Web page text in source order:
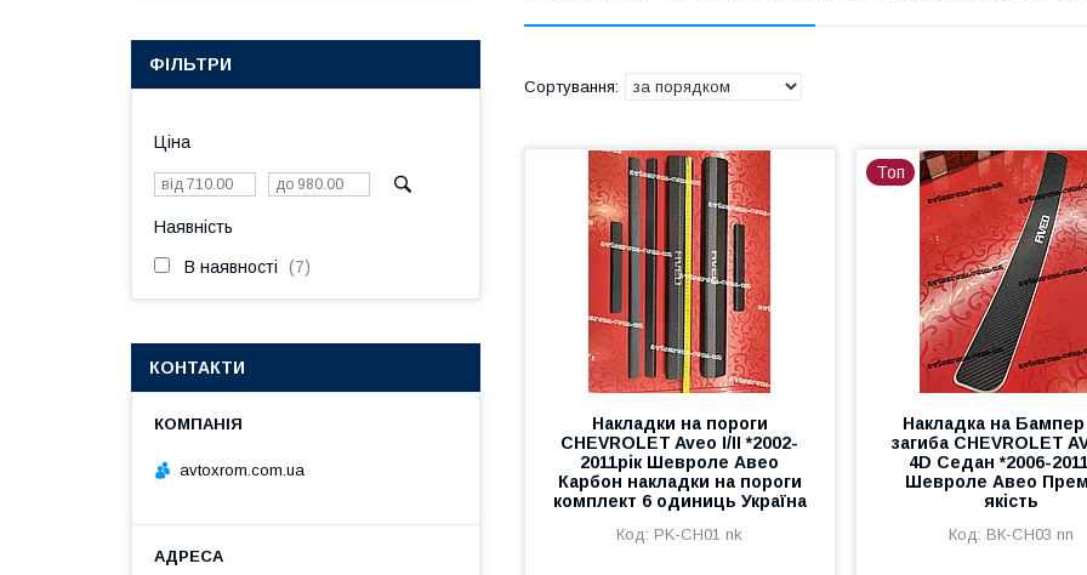
Накладки на пороги
CHEVROLET Aveo I/II *2002-
2011рік Шевроле Авео
Карбон накладки на пороги
комплект 6 одиниць Україна
PK-CH01 nk
Топ
Накладка на Бампер
загиба CHEVROLET
4D Седан *2006-
Шевроле Авео
якість
BК-CH03 nn
ФІЛЬТРИ
Ціна
Наявність
В наявності 7
КОНТАКТИ
avtoxrom.com.ua